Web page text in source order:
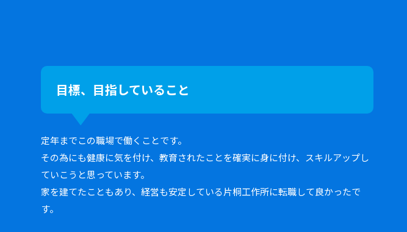
目標、目指していること
定年までこの職場で働くことです。
その為にも健康に気を付け、教育されたことを確実に身に付け、スキルアップし
ていこうと思っています。
家を建てたこともあり、経営も安定している片桐工作所に転職して良かったで
す。